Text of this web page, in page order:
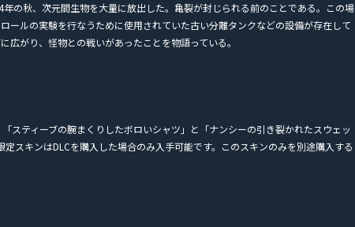
の秋、次元間生物を大量に放出した。亀裂が封じられる前のことである。この場
ールの実験を行なうために使用されていた古い分離タンクなどの設備が存在して
がり、怪物との戦いがあったことを物語っている。
スティーブの腕まくりしたボロいシャツ」と「ナンシーの引き裂かれたスウェッ
スキンはDLCを購入した場合のみ入手可能です。このスキンのみを別途購入する